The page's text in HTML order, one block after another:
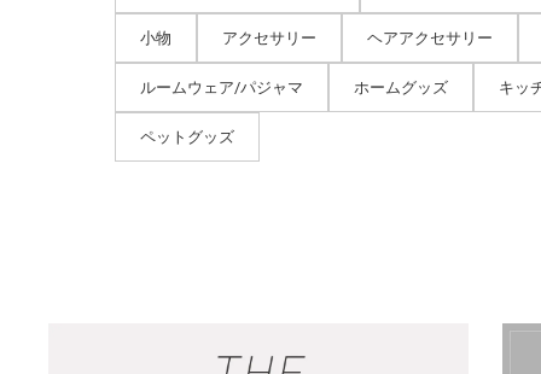
小物 アクセサリー ヘアアクセサリー
ルームウェア/パジャマ ホームグッズ キッ
ペットグッズ